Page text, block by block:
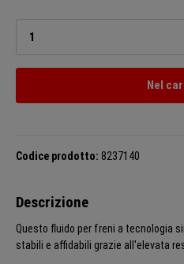
Quantità del prodotto:
Nel
Codice prodotto: 8237140
Descrizione
Questo fluido per freni a tecnologia
stabili e affidabili grazie all'elevata